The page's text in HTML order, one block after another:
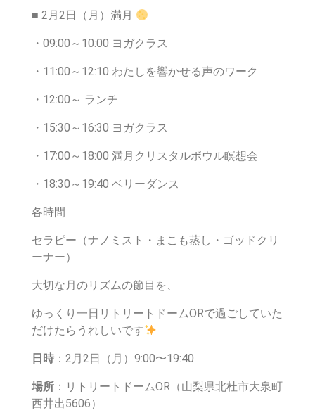
■ 2月2日（月）満月
・09:00～10:00 ヨガクラス
・11:00～12:10 わたしを響かせる声のワーク
・12:00～ ランチ
・15:30～16:30 ヨガクラス
・17:00～18:00 満月クリスタルボウル瞑想会
・18:30～19:40 ベリーダンス
各時間
セラピー（ナノミスト・まこも蒸し・ゴッドクリ
ーナー）
大切な月のリズムの節目を、
ゆっくり一日リトリートドームORで過ごしていた
だけたらうれしいです
日時 ：2月2日（月）9:00〜19:40
場所 ：リトリートドームOR（山梨県北杜市大泉町
西井出5606）